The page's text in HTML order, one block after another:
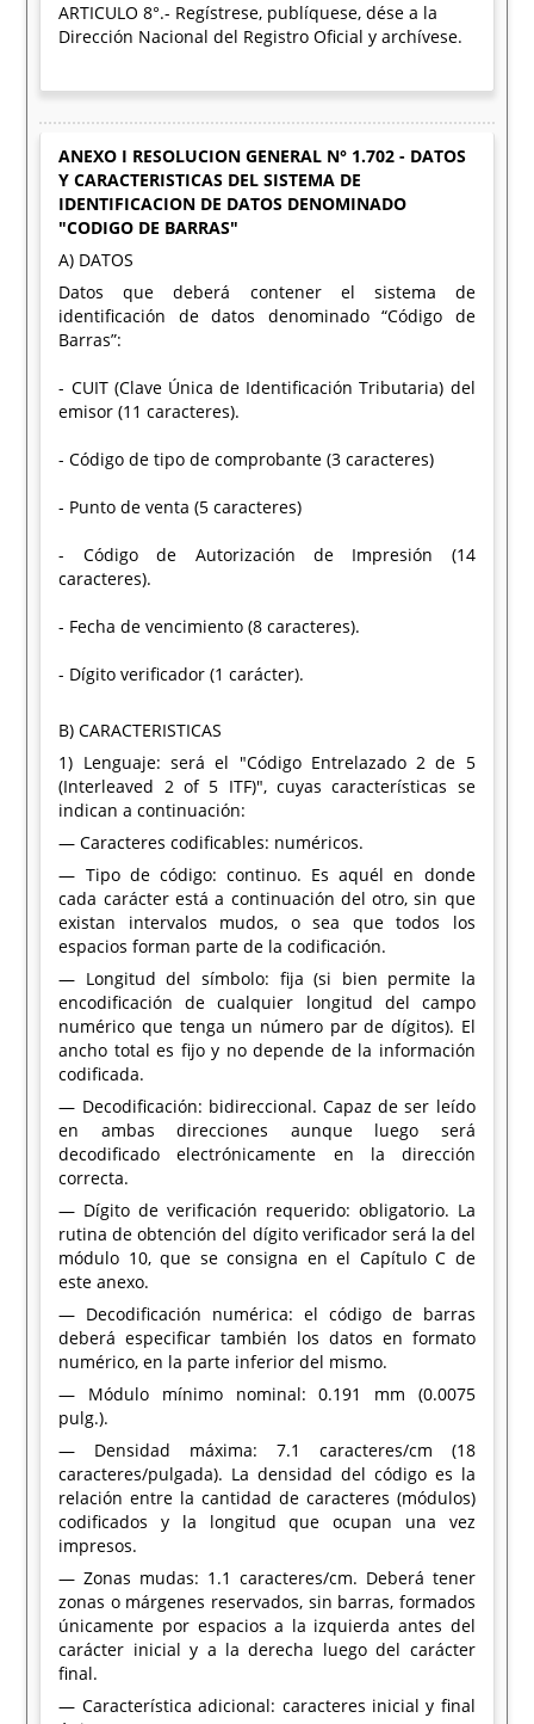
ARTICULO 8°.- Regístrese, publíquese, dése a la
Dirección Nacional del Registro Oficial y archívese.
ANEXO I RESOLUCION GENERAL N° 1.702 - DATOS
Y CARACTERISTICAS DEL SISTEMA DE
IDENTIFICACION DE DATOS DENOMINADO
"CODIGO DE BARRAS"
A) DATOS
Datos que deberá contener el sistema de
identificación de datos denominado “Código de
Barras”:
- CUIT (Clave Única de Identificación Tributaria) del
emisor (11 caracteres).
- Código de tipo de comprobante (3 caracteres)
- Punto de venta (5 caracteres)
- Código de Autorización de Impresión (14
caracteres).
- Fecha de vencimiento (8 caracteres).
- Dígito verificador (1 carácter).
B) CARACTERISTICAS
1) Lenguaje: será el "Código Entrelazado 2 de 5
(Interleaved 2 of 5 ITF)", cuyas características se
indican a continuación:
— Caracteres codificables: numéricos.
— Tipo de código: continuo. Es aquél en donde
cada carácter está a continuación del otro, sin que
existan intervalos mudos, o sea que todos los
espacios forman parte de la codificación.
— Longitud del símbolo: fija (si bien permite la
encodificación de cualquier longitud del campo
numérico que tenga un número par de dígitos). El
ancho total es fijo y no depende de la información
codificada.
— Decodificación: bidireccional. Capaz de ser leído
en ambas direcciones aunque luego será
decodificado electrónicamente en la dirección
correcta.
— Dígito de verificación requerido: obligatorio. La
rutina de obtención del dígito verificador será la del
módulo 10, que se consigna en el Capítulo C de
este anexo.
— Decodificación numérica: el código de barras
deberá especificar también los datos en formato
numérico, en la parte inferior del mismo.
— Módulo mínimo nominal: 0.191 mm (0.0075
pulg.).
— Densidad máxima: 7.1 caracteres/cm (18
caracteres/pulgada). La densidad del código es la
relación entre la cantidad de caracteres (módulos)
codificados y la longitud que ocupan una vez
impresos.
— Zonas mudas: 1.1 caracteres/cm. Deberá tener
zonas o márgenes reservados, sin barras, formados
únicamente por espacios a la izquierda antes del
carácter inicial y a la derecha luego del carácter
final.
— Característica adicional: caracteres inicial y final